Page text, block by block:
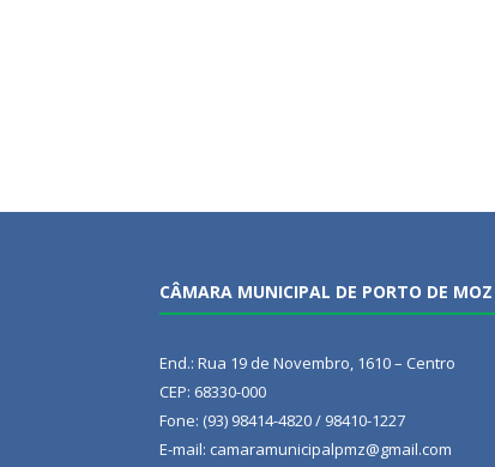
CÂMARA MUNICIPAL DE PORTO DE MOZ
End.: Rua 19 de Novembro, 1610 – Centro
CEP: 68330-000
Fone: (93) 98414-4820 / 98410-1227
E-mail: camaramunicipalpmz@gmail.com